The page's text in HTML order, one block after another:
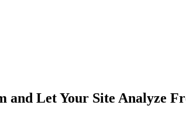
Let Your Site Analyze